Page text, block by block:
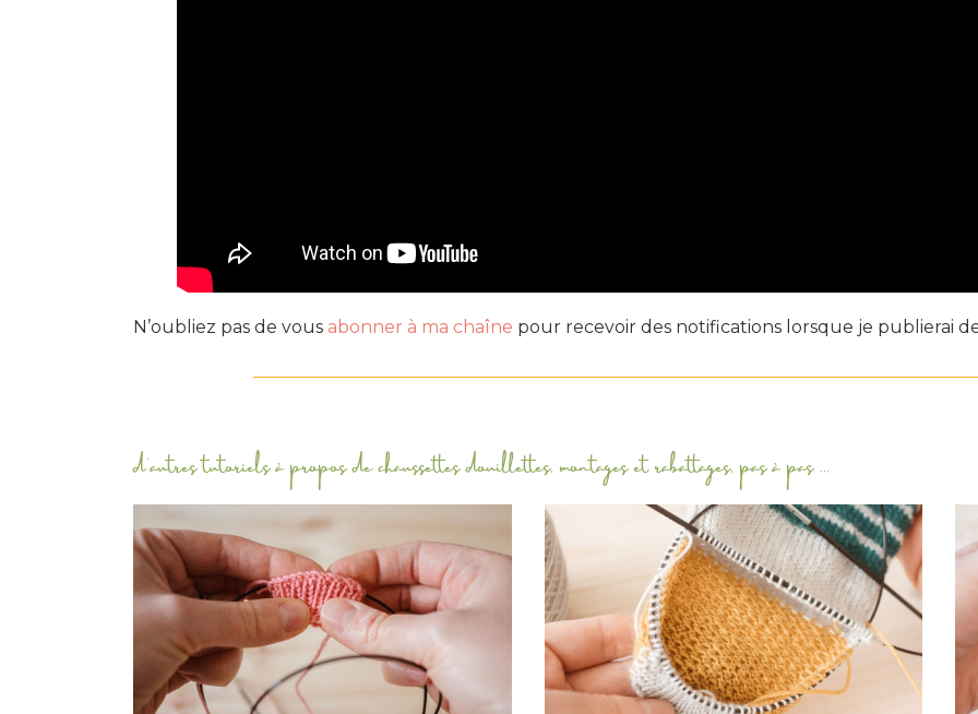
N’oubliez pas de vous abonner à ma chaîne pour recevoir des notifications lorsque je publierai
d'autres tutoriels à propos dechaussettes douillettes,montages et rabattages,pas à pas...